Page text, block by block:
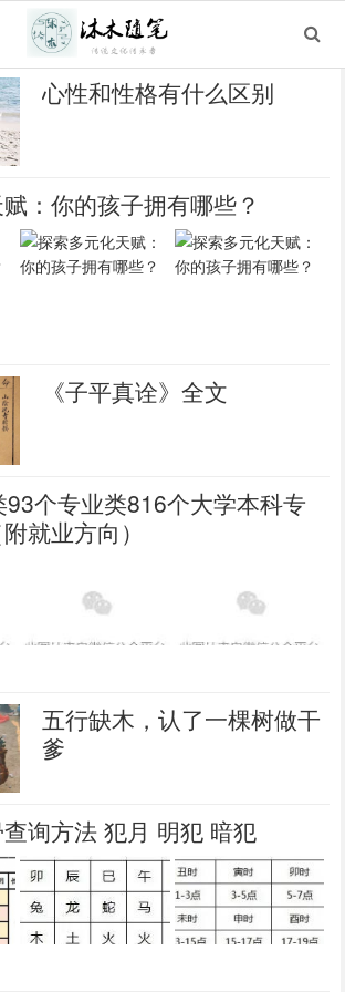
心性和性格有什么区别
：你的孩子拥有哪些？
《子平真诠》全文
个专业类816个大学本科专
就业方向）
五行缺木，认了一棵树做干
爹
询方法 犯月 明犯 暗犯